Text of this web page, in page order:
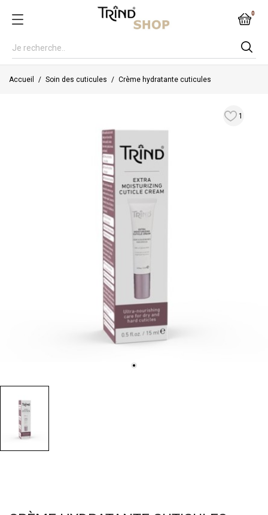
0
Accueil Soin des cuticules Crème hydratante cuticules
1